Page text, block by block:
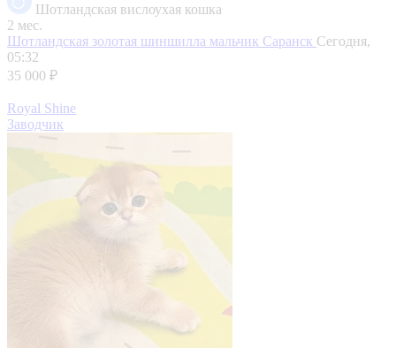
Шотландская вислоухая кошка
2 мес.
Шотландская золотая шиншилла мальчик Саранск Сегодня,
05:32
35 000 ₽
Royal Shine
Заводчик